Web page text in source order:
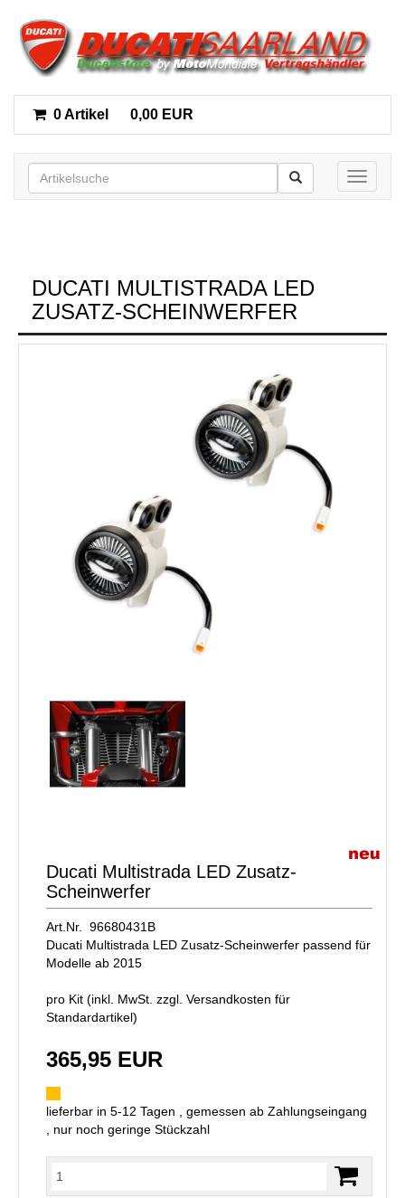
0 Artikel 0,00 EUR
Toggle
DUCATI MULTISTRADA LED
ZUSATZ-SCHEINWERFER
Ducati Multistrada LED Zusatz-
Scheinwerfer
Art.Nr. 96680431B
Ducati Multistrada LED Zusatz-Scheinwerfer passend für
Modelle ab 2015
pro Kit (inkl. MwSt. zzgl. Versandkosten für
Standardartikel)
365,95 EUR
lieferbar in 5-12 Tagen , gemessen ab Zahlungseingang
, nur noch geringe Stückzahl